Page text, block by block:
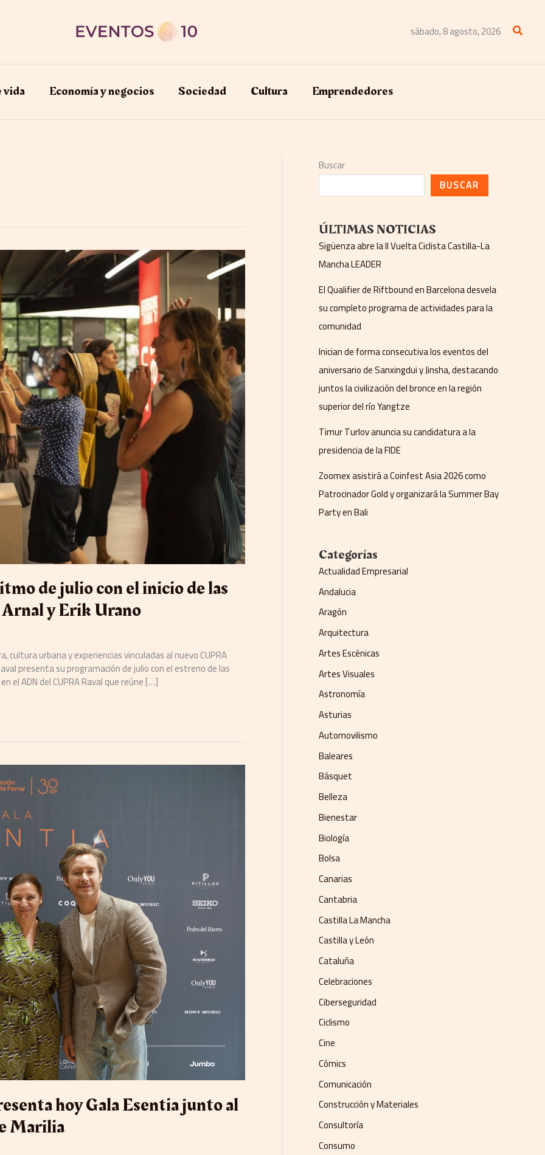
sábado, 8 agosto, 2026 Buscar
vida Economía y negocios​ Sociedad Cultura Emprendedores
de julio con el inicio de las
y Erik Urano
urbana y experiencias vinculadas al nuevo CUPRA
presenta su programación de julio con el estreno de las
el ADN del CUPRA Raval que reúne […]
hoy Gala Esentia junto al
Marilia
Buscar
BUSCAR
ÚLTIMAS NOTICIAS
Sigüenza abre la II Vuelta Ciclista Castilla-La
Mancha LEADER
El Qualifier de Riftbound en Barcelona desvela
su completo programa de actividades para la
comunidad
Inician de forma consecutiva los eventos del
aniversario de Sanxingdui y Jinsha, destacando
juntos la civilización del bronce en la región
superior del río Yangtze
Timur Turlov anuncia su candidatura a la
presidencia de la FIDE
Zoomex asistirá a Coinfest Asia 2026 como
Patrocinador Gold y organizará la Summer Bay
Party en Bali
Categorías
Actualidad Empresarial
Andalucia
Aragón
Arquitectura
Artes Escénicas
Artes Visuales
Astronomía
Asturias
Automovilismo
Baleares
Básquet
Belleza
Bienestar
Biología
Bolsa
Canarias
Cantabria
Castilla La Mancha
Castilla y León
Cataluña
Celebraciones
Ciberseguridad
Ciclismo
Cine
Cómics
Comunicación
Construcción y Materiales
Consultoría
Consumo